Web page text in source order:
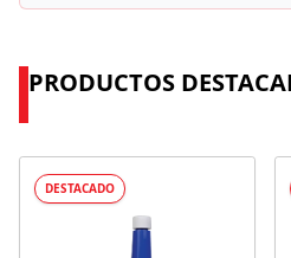
PRODUCTOS
DESTACADO